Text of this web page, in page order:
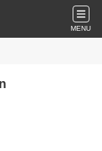
MENU